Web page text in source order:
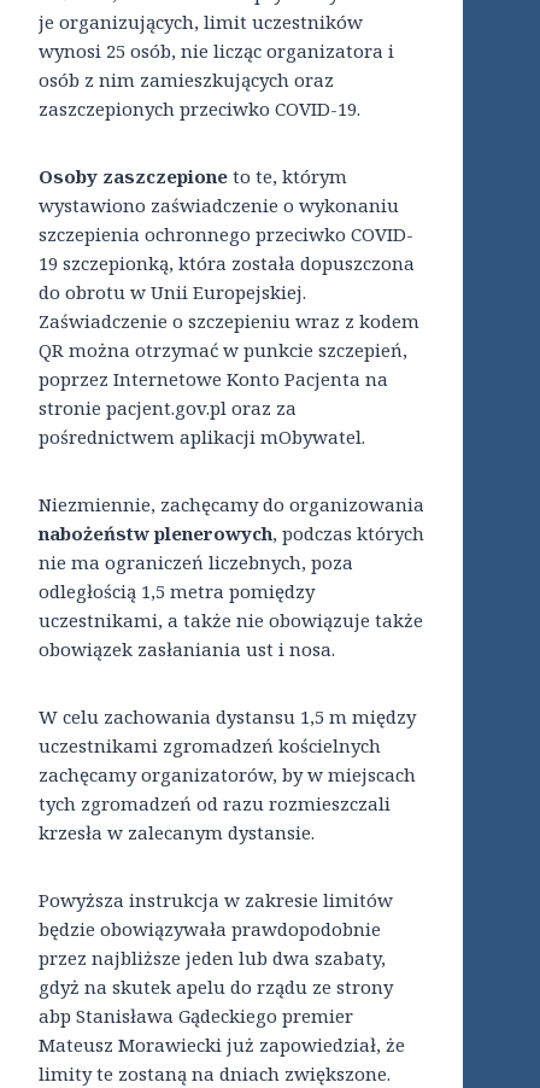
je organizujących, limit uczestników
wynosi 25 osób, nie licząc organizatora i
osób z nim zamieszkujących oraz
zaszczepionych przeciwko COVID-19.
Osoby zaszczepione to te, którym
wystawiono zaświadczenie o wykonaniu
szczepienia ochronnego przeciwko COVID-
19 szczepionką, która została dopuszczona
do obrotu w Unii Europejskiej.
Zaświadczenie o szczepieniu wraz z kodem
QR można otrzymać w punkcie szczepień,
poprzez Internetowe Konto Pacjenta na
stronie pacjent.gov.pl oraz za
pośrednictwem aplikacji mObywatel.
Niezmiennie, zachęcamy do organizowania
nabożeństw plenerowych, podczas których
nie ma ograniczeń liczebnych, poza
odległością 1,5 metra pomiędzy
uczestnikami, a także nie obowiązuje także
obowiązek zasłaniania ust i nosa.
W celu zachowania dystansu 1,5 m między
uczestnikami zgromadzeń kościelnych
zachęcamy organizatorów, by w miejscach
tych zgromadzeń od razu rozmieszczali
krzesła w zalecanym dystansie.
Powyższa instrukcja w zakresie limitów
będzie obowiązywała prawdopodobnie
przez najbliższe jeden lub dwa szabaty,
gdyż na skutek apelu do rządu ze strony
abp Stanisława Gądeckiego premier
Mateusz Morawiecki już zapowiedział, że
limity te zostaną na dniach zwiększone.